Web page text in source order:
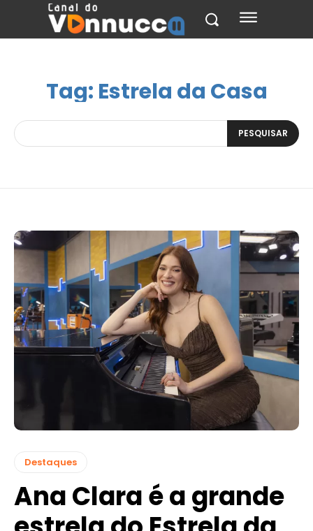
Tag: Estrela da Casa
PESQUISAR
Destaques
Ana Clara é a grande